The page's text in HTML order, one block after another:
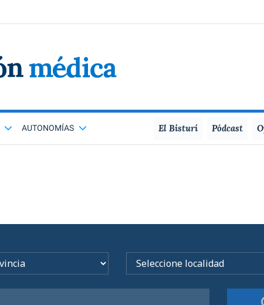
AUTONOMÍAS El Bisturí Pódcast